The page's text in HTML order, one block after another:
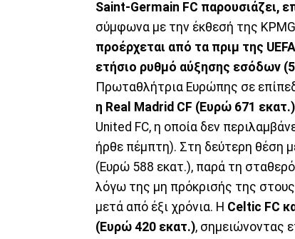
Saint-Germain FC παρουσιάζει,
σύμφωνα με την έκθεσή της
προέρχεται από τα πριμ της UEFA
ετήσιο ρυθμό αύξησης εσόδων
Πρωταθλήτρια Ευρώπης σε
η Real Madrid CF (Ευρώ 671
United FC, η οποία δεν
ήρθε πέμπτη). Στη δεύτερη θέση
(Ευρώ 588 εκατ.), παρά τη
λόγω της μη πρόκρισής της
μετά από έξι χρόνια. Η Celtic FC
(Ευρώ 420 εκατ.), σημειώνοντας